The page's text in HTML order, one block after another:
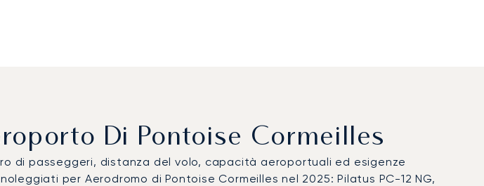
Di Pontoise Cormeilles
di passeggeri, distanza del volo, capacità aeroportuali ed esigenze
per Aerodromo di Pontoise Cormeilles nel 2025: Pilatus PC-12 NG,